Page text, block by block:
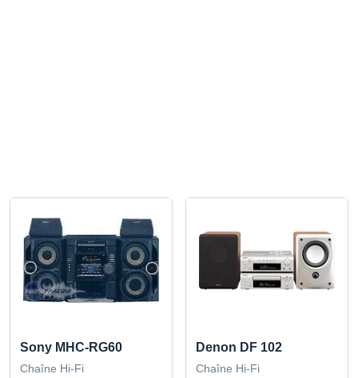
Sony MHC-RG60
Chaîne Hi-Fi
Denon DF 102
Chaîne Hi-Fi